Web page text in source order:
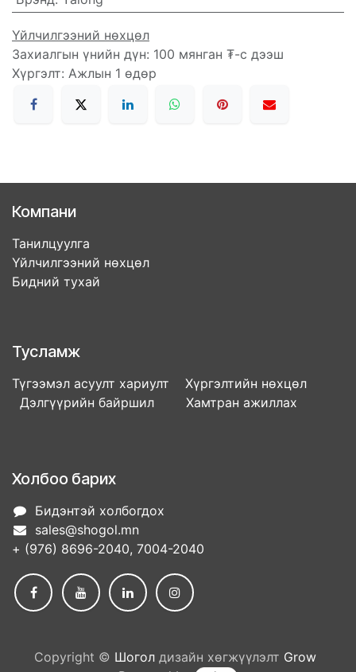
Үйлчилгээний нөхцөл
Захиалгын үнийн дүн: 100 мянган ₮-с дээш
Хүргэлт: Ажлын 1 өдөр
Компани
Танилцуулга
Үйлчилгээний нөхцөл
Бидний тухай
Тусламж
Түгээмэл асуулт хариулт Хүргэлтийн нөхцөл
Дэлгүүрийн байршил Хамтран ажиллах
Холбоо барих
Бидэнтэй холбогдох
sales@shogol.mn
+ (976) 8696-2040, 7004-2040
Copyright © Шоголдизайн хөгжүүлэлт Grow